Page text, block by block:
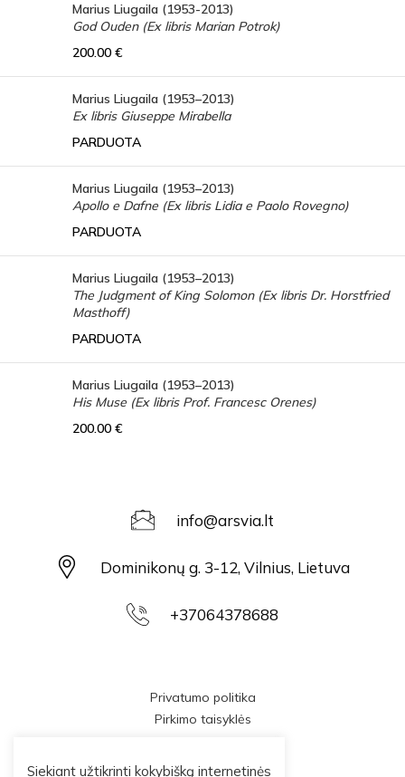
Marius Liugaila (1953-2013)
God Ouden (Ex libris Marian Potrok)
200.00 €
Marius Liugaila (1953–2013)
Ex libris Giuseppe Mirabella
PARDUOTA
Marius Liugaila (1953–2013)
Apollo e Dafne (Ex libris Lidia e Paolo Rovegno)
PARDUOTA
Marius Liugaila (1953–2013)
The Judgment of King Solomon (Ex libris Dr. Horstfried
Masthoff)
PARDUOTA
Marius Liugaila (1953–2013)
His Muse (Ex libris Prof. Francesc Orenes)
200.00 €
info@arsvia.lt
Dominikonų g. 3-12, Vilnius, Lietuva
+37064378688
Privatumo politika
Pirkimo taisyklės
Siekiant užtikrinti kokybišką internetinės